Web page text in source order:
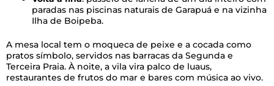
paradas nas piscinas naturais de Garapuá e na vizinha
Ilha de Boipeba.
A mesa local tem o moqueca de peixe e a cocada como
pratos símbolo, servidos nas barracas da Segunda e
Terceira Praia. À noite, a vila vira palco de luaus,
restaurantes de frutos do mar e bares com música ao vivo.